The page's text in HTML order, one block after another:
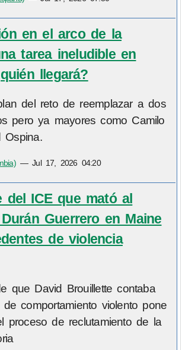
en el arco de la
tarea ineludible en
llegará?
del reto de reemplazar a dos
pero ya mayores como Camilo
Ospina.
—Jul 17, 2026 04:20
del ICE que mató al
Guerrero en Maine
de violencia
que David Brouillette contaba
comportamiento violento pone
proceso de reclutamiento de la